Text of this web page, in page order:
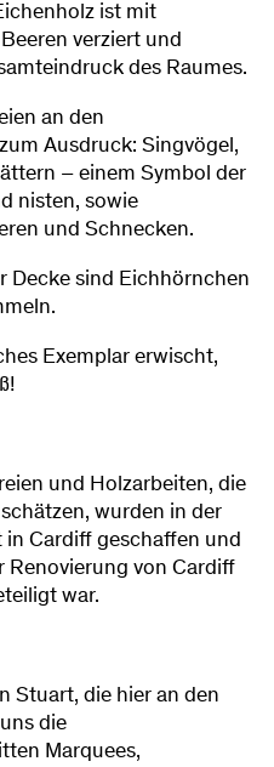
ist mit
verziert und
des Raumes.
an den
Ausdruck: Singvögel,
– einem Symbol der
nisten, sowie
und Schnecken.
Decke sind Eichhörnchen
Exemplar erwischt,
und Holzarbeiten, die
wurden in der
Cardiff geschaffen und
Renovierung von Cardiff
war.
Stuart, die hier an den
die
Marquees,